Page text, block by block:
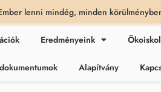
lenni mindég, minden
Eredményeink
Alapítvány